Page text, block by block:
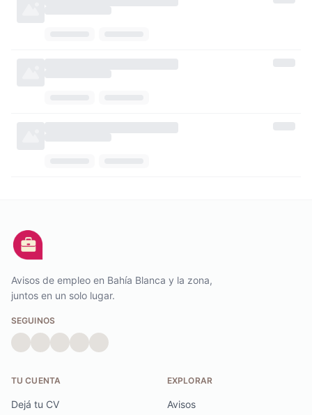
Avisos de empleo en Bahía Blanca y la zona,
juntos en un solo lugar.
SEGUINOS
TU CUENTA
Dejá tu CV
EXPLORAR
Avisos